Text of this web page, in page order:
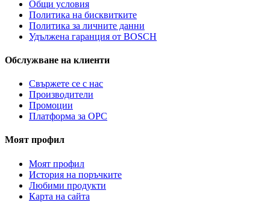
Общи условия
Политика на бисквитките
Политика за личните данни
Удължена гаранция от BOSCH
Обслужване на клиенти
Свържете се с нас
Производители
Промоции
Платформа за ОРС
Моят профил
Моят профил
История на поръчките
Любими продукти
Карта на сайта